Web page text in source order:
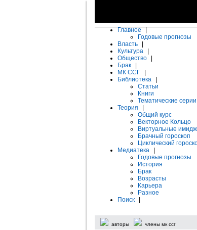
Главное
Годовые прогнозы
Власть
Культура
Общество
Брак
МК ССГ
Библиотека
Статьи
Книги
Тематические серии
Теория
Общий курс
Векторное Кольцо
Виртуальные
Брачный гороскоп
Циклический
Медиатека
Годовые прогнозы
История
Брак
Возрасты
Карьера
Разное
Поиск
авторы члены мк ссг